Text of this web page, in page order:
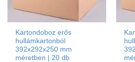
Kartondoboz erős
hullámkartonból
392x292x250 mm
méretben | 20 db